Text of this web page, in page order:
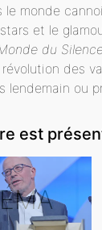
le monde
et le
du
des
lendemain ou
est